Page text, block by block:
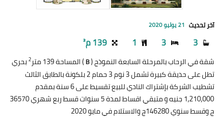
آخر تحديث 21 يوليو 2020
3
3
1 139 م²
شقة في الرحاب بالمرحلة السابعة النموذج (B) المساحة 139 متر 2بحري
تطل على حديقة كبيرة تشمل 3 نوم 3 حمام 2 بلكونة بالطابق الثالث
تشطيب الشركة بإشتراك النادي للبيع تقسيط على 6 سنة بمقدم
1,210,000 جنيه و متبقي اقساط لمدة 5 سنوات قسط ربع شهري 36570
ج وقسط سنوي 146280ج والاستلام في مايو 2020